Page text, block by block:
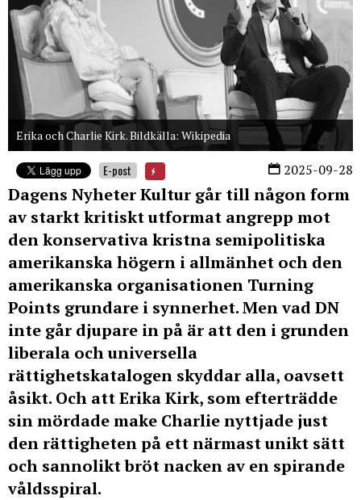
Erika och Charlie Kirk. Bildkälla: Wikipedia
2025-09-28
E-post
Dagens Nyheter Kultur går till någon form
av starkt kritiskt utformat angrepp mot
den konservativa kristna semipolitiska
amerikanska högern i allmänhet och den
amerikanska organisationen Turning
Points grundare i synnerhet. Men vad DN
inte går djupare in på är att den i grunden
liberala och universella
rättighetskatalogen skyddar alla, oavsett
åsikt. Och att Erika Kirk, som efterträdde
sin mördade make Charlie nyttjade just
den rättigheten på ett närmast unikt sätt
och sannolikt bröt nacken av en spirande
våldsspiral.